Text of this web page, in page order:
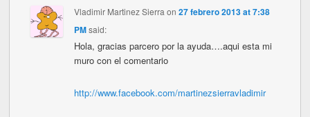
Vladimir Martinez Sierra on 27 febrero 2013 at 7:38
PM said:
Hola, gracias parcero por la ayuda….aqui esta mi
muro con el comentario
http://www.facebook.com/martinezsierravladimir